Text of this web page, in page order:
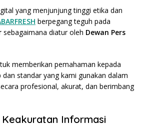
yang menjunjung tinggi etika dan
berpegang teguh pada
sebagaimana diatur oleh Dewan Pers
memberikan pemahaman kepada
standar yang kami gunakan dalam
profesional, akurat, dan berimbang
Keakuratan Informasi